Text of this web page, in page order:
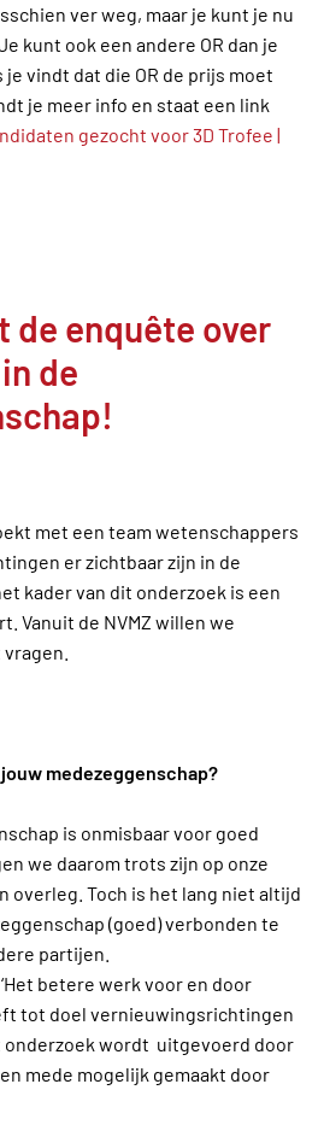
ver weg, maar je kunt je nu
kunt ook een andere OR dan je
je vindt dat die OR de prijs moet
je meer info en staat een link
gezocht voor 3D Trofee |
de enquête over
de
met een team wetenschappers
er zichtbaar zijn in de
kader van dit onderzoek is een
Vanuit de NVMZ willen we
medezeggenschap?
is onmisbaar voor goed
we daarom trots zijn op onze
overleg. Toch is het lang niet altijd
(goed) verbonden te
partijen.
betere werk voor en door
tot doel vernieuwingsrichtingen
onderzoek wordt uitgevoerd door
mede mogelijk gemaakt door